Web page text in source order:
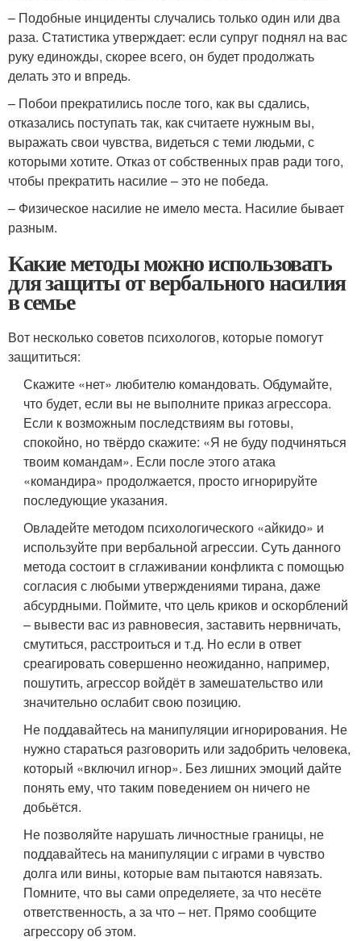
– Подобные инциденты случались только один или два
раза. Статистика утверждает: если супруг поднял на вас
руку единожды, скорее всего, он будет продолжать
делать это и впредь.
– Побои прекратились после того, как вы сдались,
отказались поступать так, как считаете нужным вы,
выражать свои чувства, видеться с теми людьми, с
которыми хотите. Отказ от собственных прав ради того,
чтобы прекратить насилие – это не победа.
– Физическое насилие не имело места. Насилие бывает
разным.
Какие методы можно использовать
для защиты от вербального насилия
в семье
Вот несколько советов психологов, которые помогут
защититься:
Скажите «нет» любителю командовать. Обдумайте,
что будет, если вы не выполните приказ агрессора.
Если к возможным последствиям вы готовы,
спокойно, но твёрдо скажите: «Я не буду подчиняться
твоим командам». Если после этого атака
«командира» продолжается, просто игнорируйте
последующие указания.
Овладейте методом психологического «айкидо» и
используйте при вербальной агрессии. Суть данного
метода состоит в сглаживании конфликта с помощью
согласия с любыми утверждениями тирана, даже
абсурдными. Поймите, что цель криков и оскорблений
– вывести вас из равновесия, заставить нервничать,
смутиться, расстроиться и т.д. Но если в ответ
среагировать совершенно неожиданно, например,
пошутить, агрессор войдёт в замешательство или
значительно ослабит свою позицию.
Не поддавайтесь на манипуляции игнорирования. Не
нужно стараться разговорить или задобрить человека,
который «включил игнор». Без лишних эмоций дайте
понять ему, что таким поведением он ничего не
добьётся.
Не позволяйте нарушать личностные границы, не
поддавайтесь на манипуляции с играми в чувство
долга или вины, которые вам пытаются навязать.
Помните, что вы сами определяете, за что несёте
ответственность, а за что – нет. Прямо сообщите
агрессору об этом.